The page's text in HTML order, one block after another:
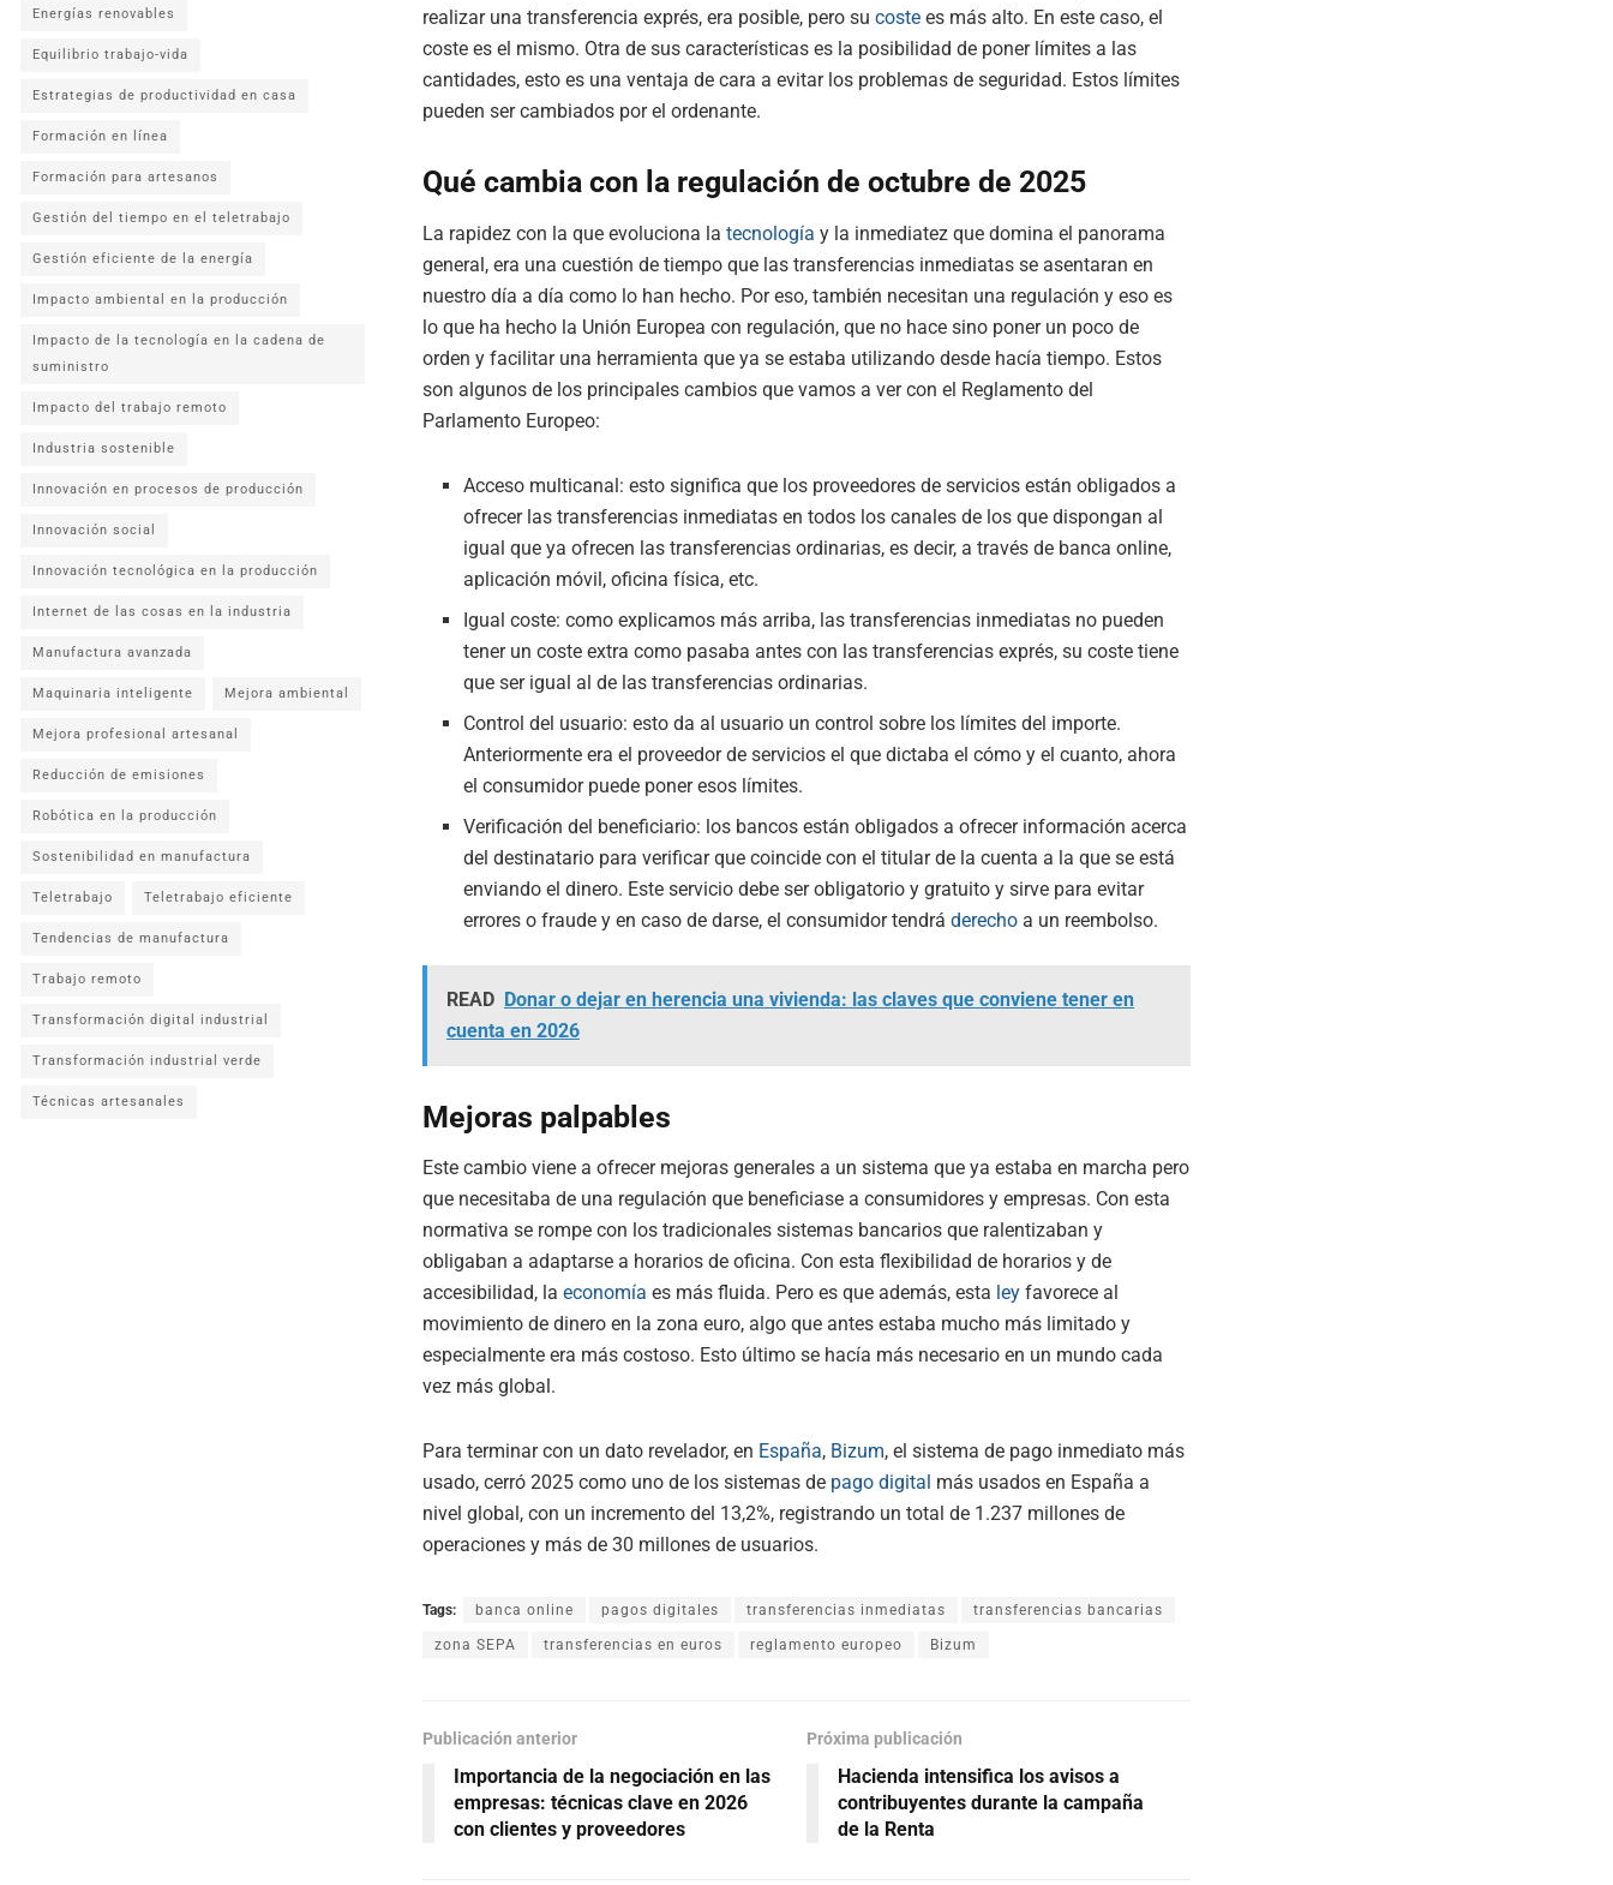
realizar una transferencia exprés, era posible, pero su coste es más alto. En este caso, el
coste es el mismo. Otra de sus características es la posibilidad de poner límites a las
cantidades, esto es una ventaja de cara a evitar los problemas de seguridad. Estos límites
pueden ser cambiados por el ordenante.
Qué cambia con la regulación de octubre de 2025
La rapidez con la que evoluciona la tecnología y la inmediatez que domina el panorama
general, era una cuestión de tiempo que las transferencias inmediatas se asentaran en
nuestro día a día como lo han hecho. Por eso, también necesitan una regulación y eso es
lo que ha hecho la Unión Europea con regulación, que no hace sino poner un poco de
orden y facilitar una herramienta que ya se estaba utilizando desde hacía tiempo. Estos
son algunos de los principales cambios que vamos a ver con el Reglamento del
Parlamento Europeo:
Acceso multicanal: esto significa que los proveedores de servicios están obligados a
ofrecer las transferencias inmediatas en todos los canales de los que dispongan al
igual que ya ofrecen las transferencias ordinarias, es decir, a través de banca online,
aplicación móvil, oficina física, etc.
Igual coste: como explicamos más arriba, las transferencias inmediatas no pueden
tener un coste extra como pasaba antes con las transferencias exprés, su coste tiene
que ser igual al de las transferencias ordinarias.
Control del usuario: esto da al usuario un control sobre los límites del importe.
Anteriormente era el proveedor de servicios el que dictaba el cómo y el cuanto, ahora
el consumidor puede poner esos límites.
Verificación del beneficiario: los bancos están obligados a ofrecer información acerca
del destinatario para verificar que coincide con el titular de la cuenta a la que se está
enviando el dinero. Este servicio debe ser obligatorio y gratuito y sirve para evitar
errores o fraude y en caso de darse, el consumidor tendráderecho a un reembolso.
READ Donar o dejar en herencia una vivienda: las claves que conviene tener en
cuenta en 2026
Mejoras palpables
Este cambio viene a ofrecer mejoras generales a un sistema que ya estaba en marcha pero
que necesitaba de una regulación que beneficiase a consumidores y empresas. Con esta
normativa se rompe con los tradicionales sistemas bancarios que ralentizaban y
obligaban a adaptarse a horarios de oficina. Con esta flexibilidad de horarios y de
accesibilidad, la economía es más fluida. Pero es que además, esta ley favorece al
movimiento de dinero en la zona euro, algo que antes estaba mucho más limitado y
especialmente era más costoso. Esto último se hacía más necesario en un mundo cada
vez más global.
Para terminar con un dato revelador, en España, Bizum, el sistema de pago inmediato más
usado, cerró 2025 como uno de los sistemas de pago digital más usados en España a
nivel global, con un incremento del 13,2%, registrando un total de 1.237 millones de
operaciones y más de 30 millones de usuarios.
Tags: banca online pagos digitales transferencias inmediatas transferencias bancarias
zona SEPA transferencias en euros reglamento europeo Bizum
Publicación anterior
Importancia de la negociación en las
empresas: técnicas clave en 2026
con clientes y proveedores
Próxima publicación
Hacienda intensifica los avisos a
contribuyentes durante la campaña
de la Renta
Energías renovables
Equilibrio trabajo-vida
Estrategias de productividad en casa
Formación en línea
Formación para artesanos
Gestión del tiempo en el teletrabajo
Gestión eficiente de la energía
Impacto ambiental en la producción
Impacto de la tecnología en la cadena de
suministro
Impacto del trabajo remoto
Industria sostenible
Innovación en procesos de producción
Innovación social
Innovación tecnológica en la producción
Internet de las cosas en la industria
Manufactura avanzada
Maquinaria inteligente Mejora ambiental
Mejora profesional artesanal
Reducción de emisiones
Robótica en la producción
Sostenibilidad en manufactura
Teletrabajo Teletrabajo eficiente
Tendencias de manufactura
Trabajo remoto
Transformación digital industrial
Transformación industrial verde
Técnicas artesanales